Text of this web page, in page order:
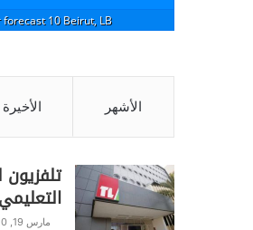
Beirut, LB
10 days weather forecast ▸
الأشهر الأخيرة
تلفزيون
مارس 19, 2020